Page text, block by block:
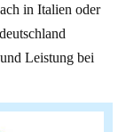
in Italien oder
Leistung bei